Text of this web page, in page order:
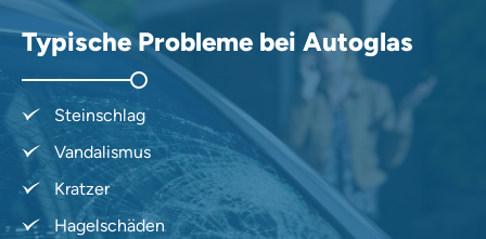
Typische Probleme bei Autoglas
Steinschlag
Vandalismus
Kratzer
Hagelschäden